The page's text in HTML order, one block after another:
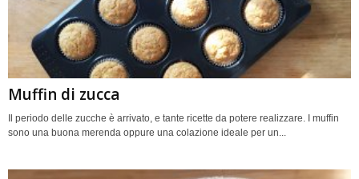
Muffin di zucca
Il periodo delle zucche è arrivato, e tante ricette da potere realizzare. I muffin
sono una buona merenda oppure una colazione ideale per un...